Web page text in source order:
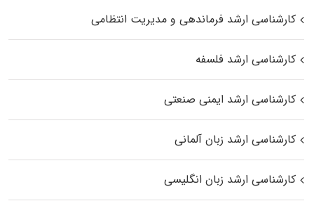
کارشناسی ارشد فرماندهی و مدیریت انتظامی
کارشناسی ارشد فلسفه
کارشناسی ارشد ایمنی صنعتی
کارشناسی ارشد زبان آلمانی
کارشناسی ارشد زبان انگلیسی